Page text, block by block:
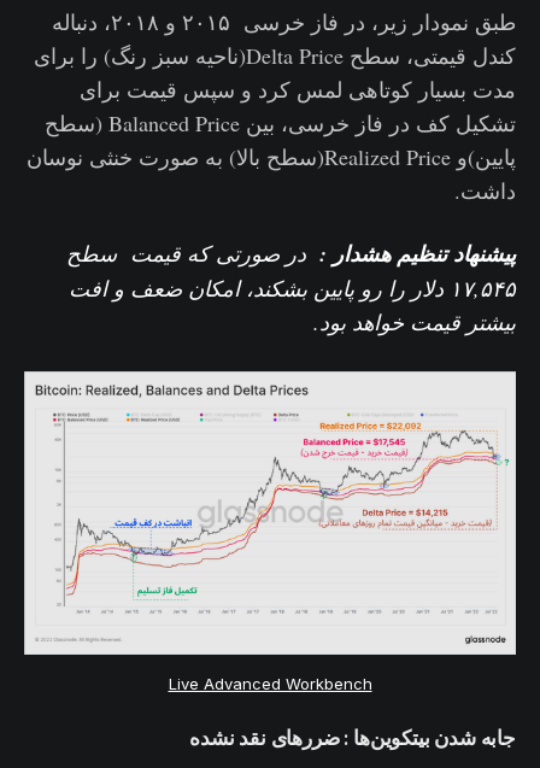
طبق نمودار زیر، در فاز خرسی ۲۰۱۵ و ۲۰۱۸، دنباله
کندل قیمتی، سطح Delta Price(ناحیه سبز رنگ) را برای
مدت بسیار کوتاهی لمس کرد و سپس قیمت برای
تشکیل کف در فاز خرسی، بین Balanced Price (سطح
پایین)و Realized Price(سطح بالا) به صورت خنثی نوسان
داشت.
پیشنهاد تنظیم هشدار : در صورتی که قیمت سطح
۱۷,۵۴۵ دلار را رو پایین بشکند، امکان ضعف و افت
بیشتر قیمت خواهد بود.
Live Advanced Workbench
جابه شدن بیتکوین‌ها : ضررهای نقد نشده